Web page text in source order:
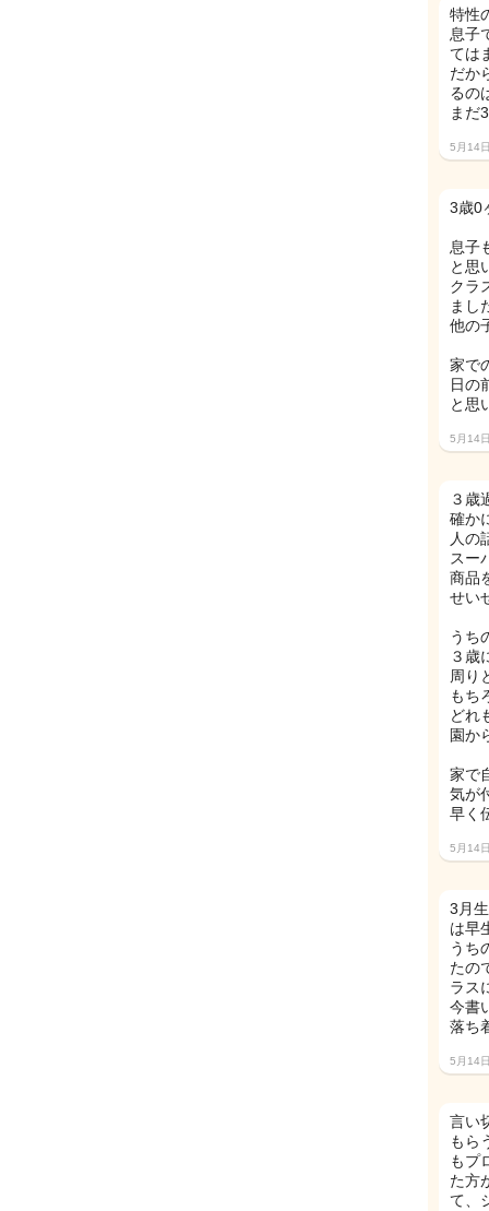
特性
息子
ては
だか
るの
まだ
5月14
3歳0
息子
と思
クラ
まし
他の
家で
日の
と思
5月14
３歳
確か
人の
スー
商品
せい
うち
３歳
周り
もち
どれ
園か
家で
気が
早く
5月14
3月
は早
うち
たの
ラス
今書
落ち
5月14
言い
もら
もプ
た方
て、